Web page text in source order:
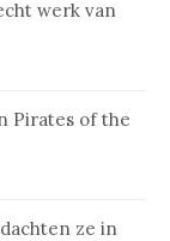
werk van
Pirates of the
ze in